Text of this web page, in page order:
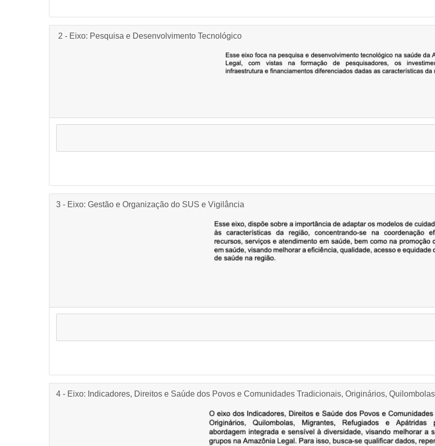
2 - Eixo: Pesquisa e Desenvolvimento Tecnológico
3 - Eixo: Gestão e Organização do SUS e Vigilância
4 - Eixo: Indicadores, Direitos e Saúde dos Povos e Comunidades Tradicionais, Originários,